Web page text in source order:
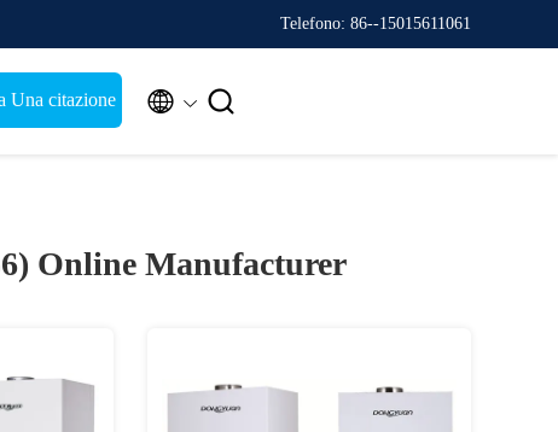
Telefono: 86--15015611061
Una citazione  
Online Manufacturer